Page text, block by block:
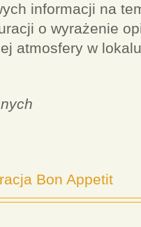
informacji na
o wyrażenie
atmosfery w
Bon Appetit